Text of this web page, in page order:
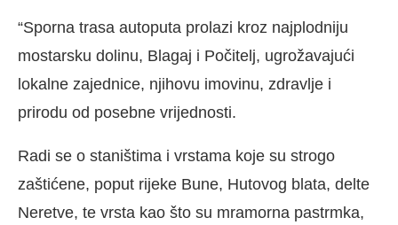
“Sporna trasa autoputa prolazi kroz najplodniju
mostarsku dolinu, Blagaj i Počitelj, ugrožavajući
lokalne zajednice, njihovu imovinu, zdravlje i
prirodu od posebne vrijednosti.
Radi se o staništima i vrstama koje su strogo
zaštićene, poput rijeke Bune, Hutovog blata, delte
Neretve, te vrsta kao što su mramorna pastrmka,